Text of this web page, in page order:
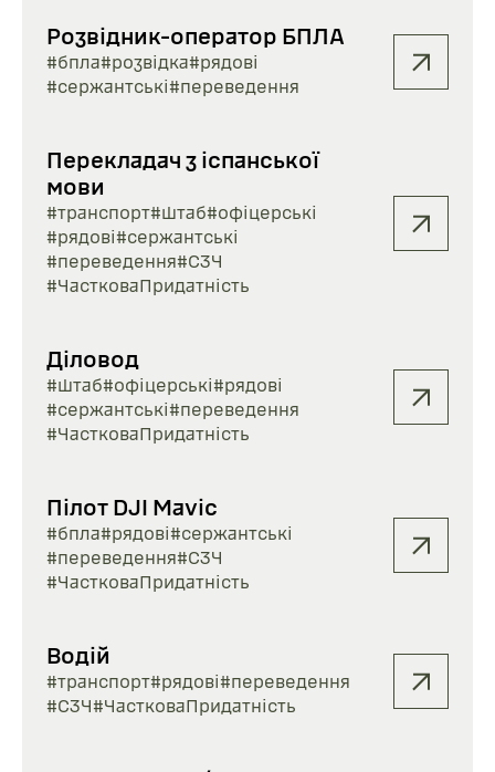
Розвідник-оператор БПЛА
#бпла#розвідка#рядові
#сержантські#переведення
Перекладач з іспанської
мови
#транспорт#штаб#офіцерські
#рядові#сержантські
#переведення#СЗЧ
#ЧастковаПридатність
Діловод
#штаб#офіцерські#рядові
#сержантські#переведення
#ЧастковаПридатність
Пілот DJI Mavic
#бпла#рядові#сержантські
#переведення#СЗЧ
#ЧастковаПридатність
Водій
#транспорт#рядові#переведення
#СЗЧ#ЧастковаПридатність